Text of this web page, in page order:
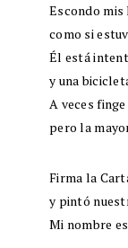
Escondo
como si
Él está
y una
A veces
pero la
Firma la
y pintó
Mi nombre